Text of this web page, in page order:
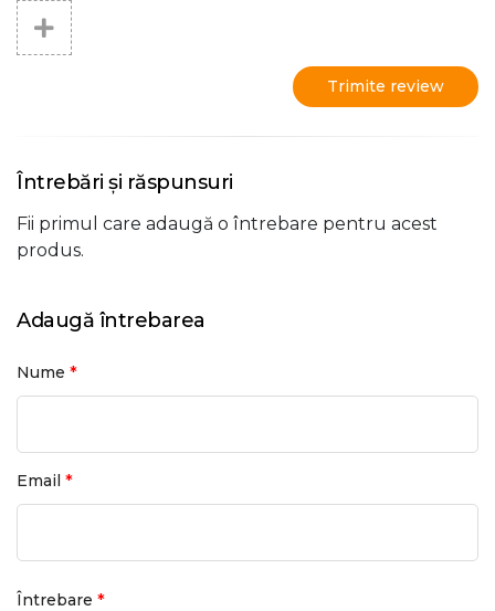
Trimite review
Întrebări și răspunsuri
Fii primul care adaugă o întrebare pentru acest
produs.
Adaugă întrebarea
Nume *
Email *
Întrebare *